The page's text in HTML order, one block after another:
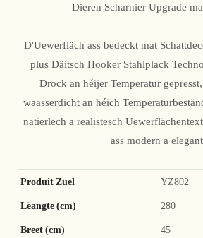
Dieren Scharnier Upgrade
D'Uewerfläch ass bedeckt mat
plus Däitsch Hooker Stahlplack
Drock an héijer Temperatur
waasserdicht an héich
natierlech a realistesch
ass modern a
Produit Zuel YZ802
Lëangte (cm) 280
Breet (cm) 45